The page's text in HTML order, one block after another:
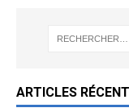
ARTICLES